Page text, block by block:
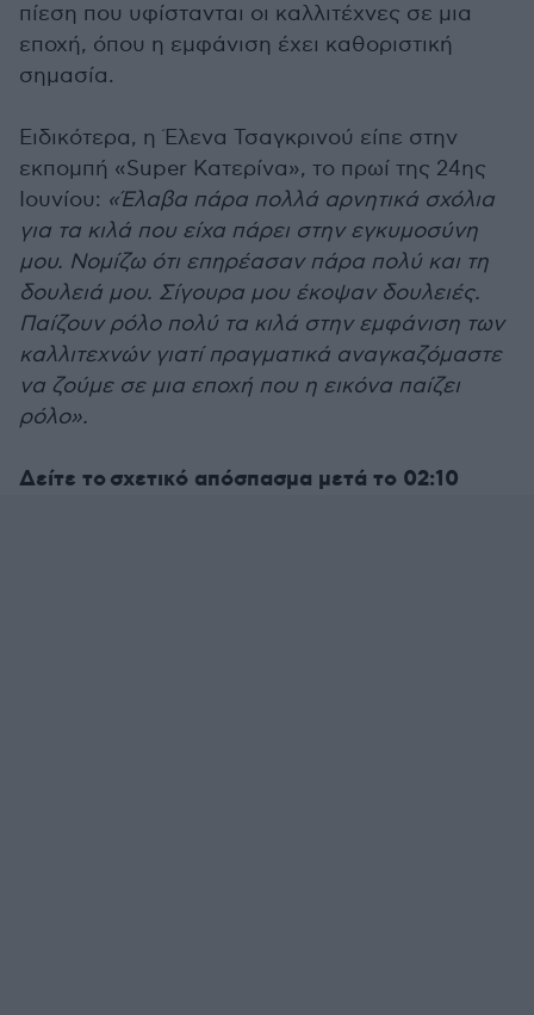
πίεση που υφίστανται οι καλλιτέχνες σε μια
εποχή, όπου η εμφάνιση έχει καθοριστική
σημασία.
Ειδικότερα, η Έλενα Τσαγκρινού είπε στην
εκπομπή «Super Κατερίνα», το πρωί της 24ης
Ιουνίου: «Έλαβα πάρα πολλά αρνητικά σχόλια
για τα κιλά που είχα πάρει στην εγκυμοσύνη
μου. Νομίζω ότι επηρέασαν πάρα πολύ και τη
δουλειά μου. Σίγουρα μου έκοψαν δουλειές.
Παίζουν ρόλο πολύ τα κιλά στην εμφάνιση των
καλλιτεχνών γιατί πραγματικά αναγκαζόμαστε
να ζούμε σε μια εποχή που η εικόνα παίζει
ρόλο».
Δείτε το σχετικό απόσπασμα μετά το 02:10